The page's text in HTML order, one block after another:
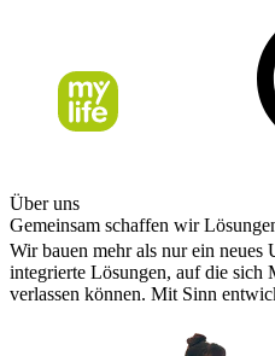
Über uns
Gemeinsam schaffen wir
Wir bauen mehr als nur ein
integrierte Lösungen, auf die sich
verlassen können. Mit Sinn